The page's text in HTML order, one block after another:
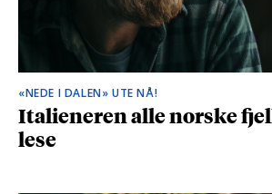
«NEDE I DALEN» UTE NÅ!
Italieneren alle norske
lese